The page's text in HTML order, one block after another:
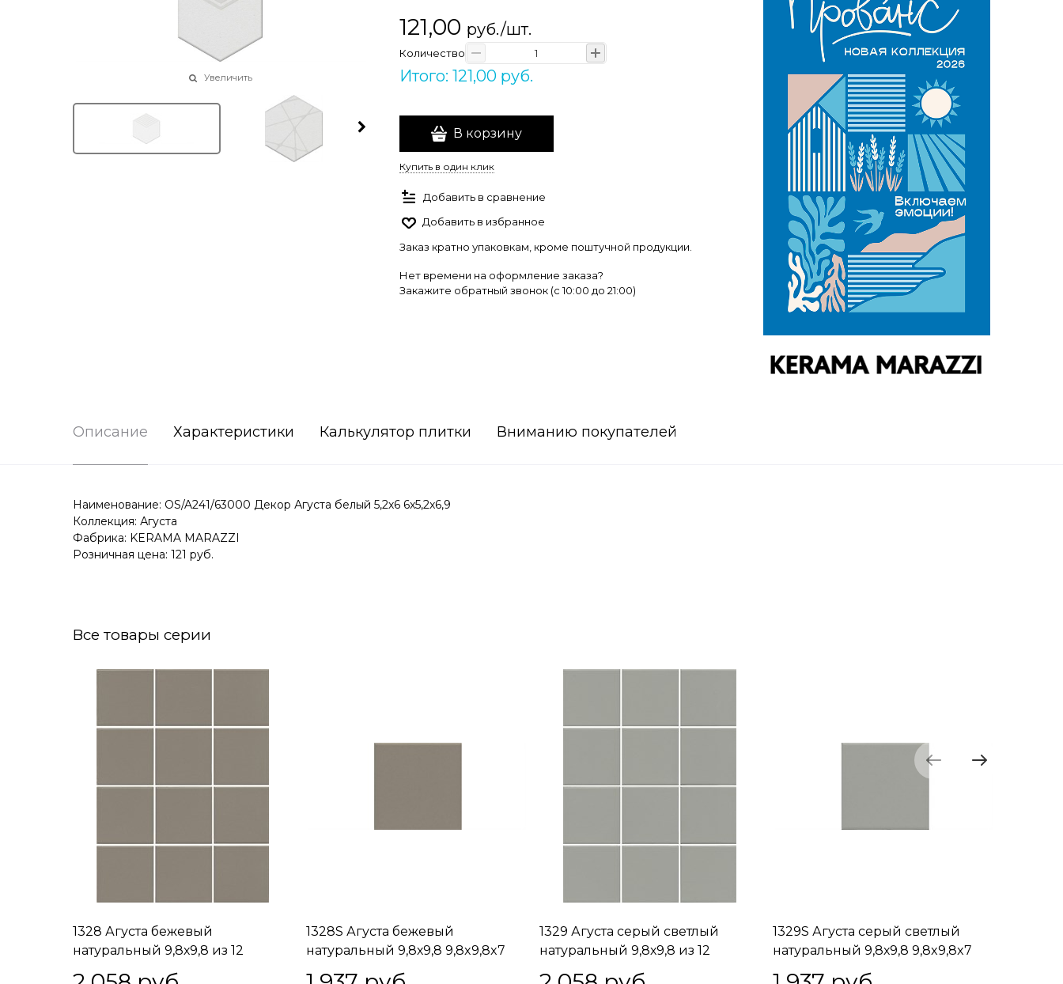
Увеличить
121,00 руб./шт.
Количество
Итого: 121,00 руб.
В корзину
Купить в один клик
Добавить в сравнение
Добавить в избранное
Заказ кратно упаковкам, кроме поштучной продукции.
Нет времени на оформление заказа?
Закажите обратный звонок (c 10:00 до 21:00)
Описание Характеристики Калькулятор плитки Вниманию покупателей
Наименование: OS/A241/63000 Декор Агуста белый 5,2х6 6x5,2x6,9
Коллекция: Агуста
Фабрика: KERAMA MARAZZI
Розничная цена: 121 руб.
Все товары серии
1328 Агуста бежевый
натуральный 9,8х9,8 из 12
частей 9,8x9,8x7
1328S Агуста бежевый
натуральный 9,8х9,8 9,8x9,8x7
1329 Агуста серый светлый
натуральный 9,8х9,8 из 12
частей 9,8x9,8x7
1329S Агуста серый светлый
натуральный 9,8х9,8 9,8x9,8x7